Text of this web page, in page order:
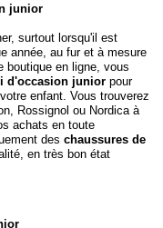
junior
surtout lorsqu'il est
année, au fur et à mesure
boutique en ligne, vous
d'occasion junior pour
enfant. Vous trouverez
Rossignol ou Nordica à
achats en toute
des chaussures de
en très bon état